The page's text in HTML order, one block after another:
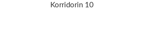
Korridorin 10